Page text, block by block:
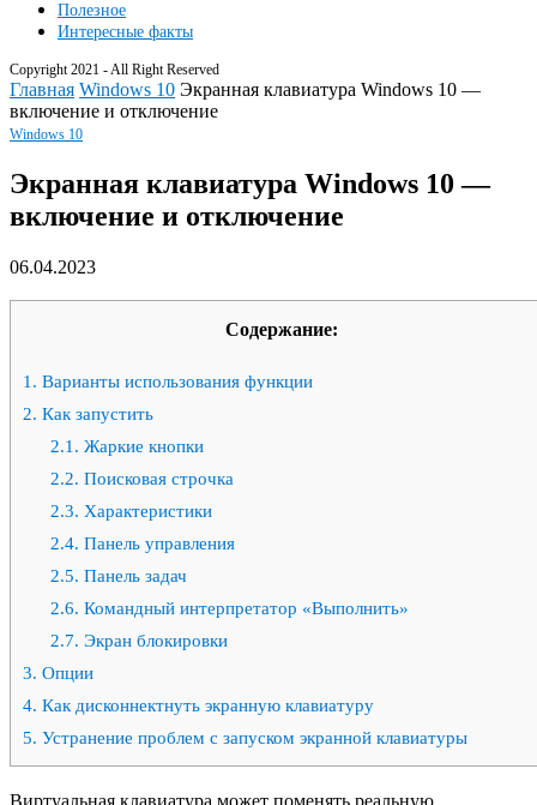
Полезное
Интересные факты
Copyright 2021 - All Right Reserved
Главная Windows 10 Экранная клавиатура Windows 10 —
включение и отключение
Windows 10
Экранная клавиатура Windows 10 —
включение и отключение
06.04.2023
Содержание:
1. Варианты использования функции
2. Как запустить
2.1. Жаркие кнопки
2.2. Поисковая строчка
2.3. Характеристики
2.4. Панель управления
2.5. Панель задач
2.6. Командный интерпретатор «Выполнить»
2.7. Экран блокировки
3. Опции
4. Как дисконнектнуть экранную клавиатуру
5. Устранение проблем с запуском экранной клавиатуры
Виртуальная клавиатура может поменять реальную